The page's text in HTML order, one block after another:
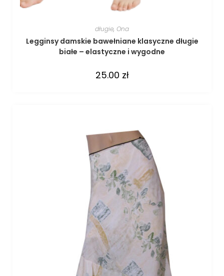
długie, Ona
Legginsy damskie bawełniane klasyczne długie
białe – elastyczne i wygodne
25.00 zł